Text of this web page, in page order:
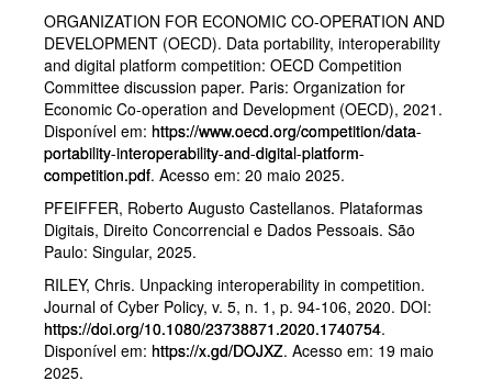
ORGANIZATION FOR ECONOMIC CO-OPERATION AND
DEVELOPMENT (OECD). Data portability, interoperability
and digital platform competition: OECD Competition
Committee discussion paper. Paris: Organization for
Economic Co-operation and Development (OECD), 2021.
Disponível em: https://www.oecd.org/competition/data-
portability-interoperability-and-digital-platform-
competition.pdf. Acesso em: 20 maio 2025.
PFEIFFER, Roberto Augusto Castellanos. Plataformas
Digitais, Direito Concorrencial e Dados Pessoais. São
Paulo: Singular, 2025.
RILEY, Chris. Unpacking interoperability in competition.
Journal of Cyber Policy, v. 5, n. 1, p. 94-106, 2020. DOI:
https://doi.org/10.1080/23738871.2020.1740754.
Disponível em: https://x.gd/DOJXZ. Acesso em: 19 maio
2025.